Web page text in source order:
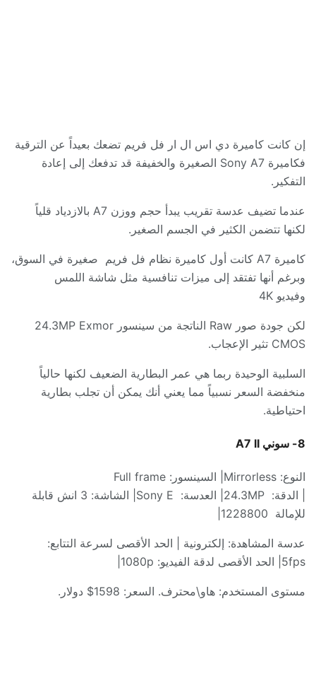
إن كانت كاميرة دي اس ال ار فل فريم تضعك بعيداً عن الترقية
فكاميرة
الصغيرة والخفيفة قد تدفعك إلى إعادة
التفكير .
عندما تضيف عدسة تقريب يبدأ حجم ووزن
بالازدياد قلياً
لكنها تتضمن الكثير في الجسم الصغير .
كاميرة كانت أول كاميرة نظام فل فريم
صغيرة في السوق،
وبرغم أنها تفتقد إلى ميزات تنافسية مثل شاشة اللمس
وفيديو
لكن جودة صور الناتجة من سينسور 24.3MP Exmor
CMOS تثير الإعجاب.
السلبية الوحيدة ربما هي عمر البطارية الضعيف لكنها حالياً
منخفضة السعر نسبياً مما يعني أنك يمكن أن تجلب بطارية
احتياطية.
8- سوني
النوع: Mirrorless| السينسور
: Full frame
الدقة:
24.3MP| العدسة:
Sony E| الشاشة: 3
انش قابلة
للإمالة 1228800|
عدسة المشاهدة: إلكترونية الحد الأقصى لسرعة التتابع:
5fps| الحد الأقصى لدقة الفيديو: 1080p|
مستوى المستخدم: هاو\محترف. السعر : 1598$ دولار .